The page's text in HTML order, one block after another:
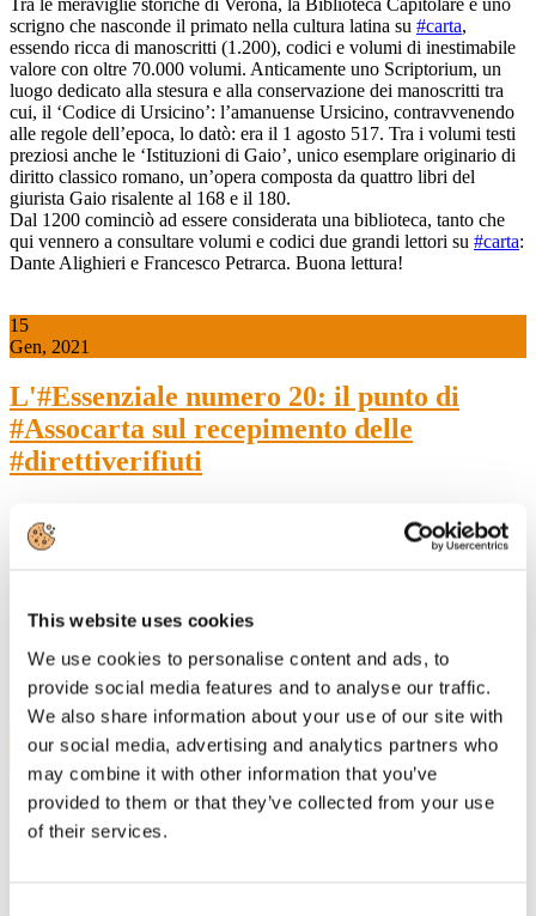
This website uses cookies
We use cookies to personalise content and ads, to
provide social media features and to analyse our traffic.
We also share information about your use of our site with
our social media, advertising and analytics partners who
may combine it with other information that you’ve
provided to them or that they’ve collected from your use
of their services.
scrigno che nasconde il primato nella cultura latina su #carta,
essendo ricca di manoscritti (1.200), codici e volumi di inestimabile
valore con oltre 70.000 volumi. Anticamente uno Scriptorium, un
luogo dedicato alla stesura e alla conservazione dei manoscritti tra
cui, il ‘Codice di Ursicino’: l’amanuense Ursicino, contravvenendo
alle regole dell’epoca, lo datò: era il 1 agosto 517. Tra i volumi testi
preziosi anche le ‘Istituzioni di Gaio’, unico esemplare originario di
diritto classico romano, un’opera composta da quattro libri del
giurista Gaio risalente al 168 e il 180.
Dal 1200 cominciò ad essere considerata una biblioteca, tanto che
qui vennero a consultare volumi e codici due grandi lettori su #carta:
Dante Alighieri e Francesco Petrarca. Buona lettura!
15
Gen, 2021
L'#Essenziale numero 20: il punto di
#Assocarta sul recepimento delle
#direttiverifiuti
responsabile per l'abbandono di rifiuti da parte di terzi.
Leggi di più
Gen, 2021
Carta: Grand Tour 2021, il racconto della
storia industriale e del valore culturale